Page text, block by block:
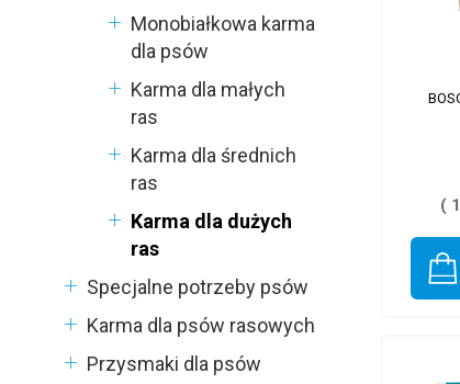
Monobiałkowa karma
dla psów
Karma dla małych
ras
Karma dla średnich
ras
Karma dla dużych
ras
Specjalne potrzeby psów
Karma dla psów rasowych
Przysmaki dla psów
(